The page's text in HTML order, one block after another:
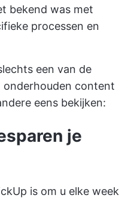
bekend was met
processen en
een van de
onderhouden content
eens bekijken:
je
is om u elke week